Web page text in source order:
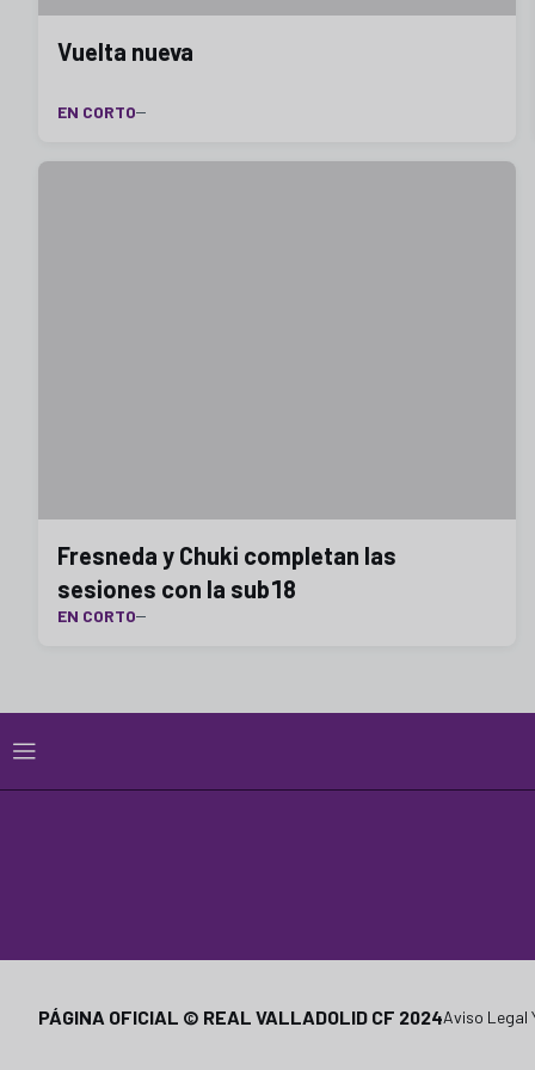
Vuelta nueva
EN CORTO
Fresneda y Chuki completan las
sesiones con la sub18
EN CORTO
Aviso Legal
PÁGINA OFICIAL © REAL VALLADOLID CF 2024